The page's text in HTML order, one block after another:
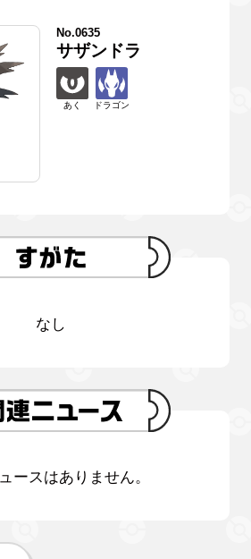
No.0635
サザンドラ
あく ドラゴン
なし
ースはありません。